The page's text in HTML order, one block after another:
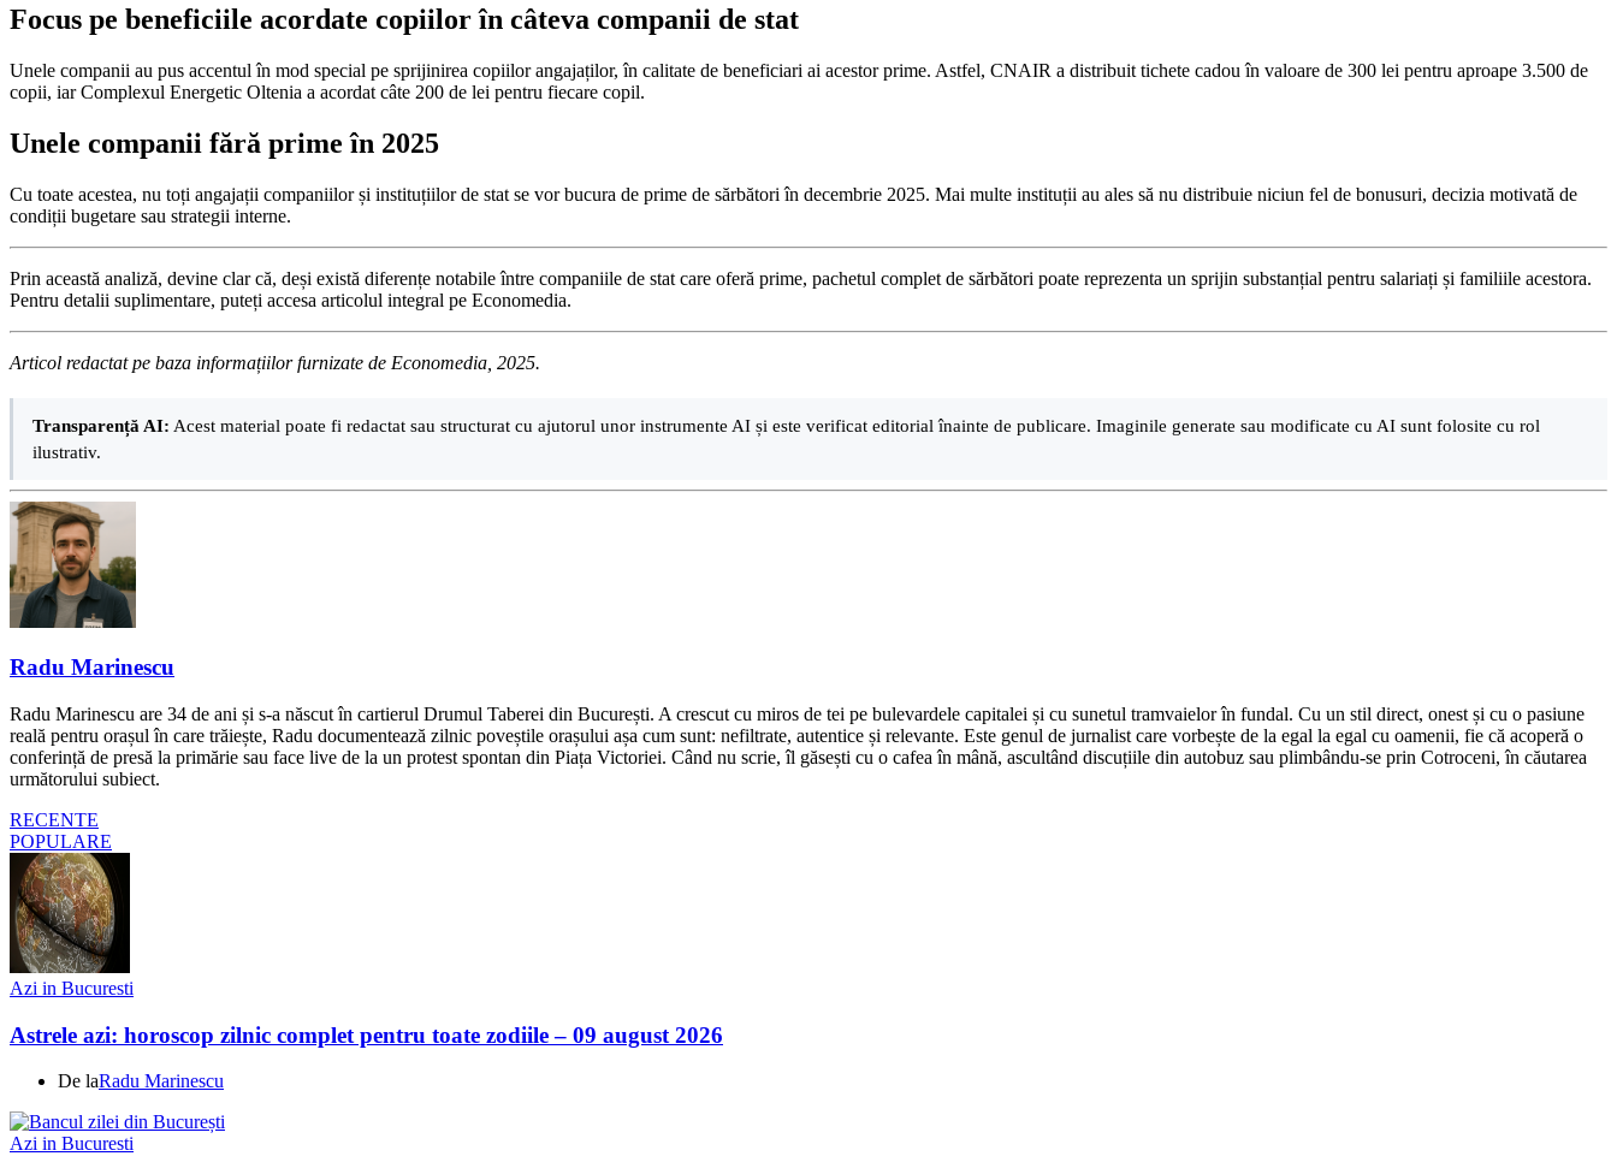
Focus pe beneficiile acordate copiilor în câteva companii de stat
Unele companii au pus accentul în mod special pe sprijinirea copiilor angajaților, în calitate de beneficiari ai acestor prime. Astfel, CNAIR a distribuit tichete cadou în valoare de 300 lei pentru aproape 3.500 de
copii, iar Complexul Energetic Oltenia a acordat câte 200 de lei pentru fiecare copil.
Unele companii fără prime în 2025
Cu toate acestea, nu toți angajații companiilor și instituțiilor de stat se vor bucura de prime de sărbători în decembrie 2025. Mai multe instituții au ales să nu distribuie niciun fel de bonusuri, decizia motivată de
condiții bugetare sau strategii interne.
Prin această analiză, devine clar că, deși există diferențe notabile între companiile de stat care oferă prime, pachetul complet de sărbători poate reprezenta un sprijin substanțial pentru salariați și familiile acestora.
Pentru detalii suplimentare, puteți accesa articolul integral pe Economedia.
Articol redactat pe baza informațiilor furnizate de Economedia, 2025.
Transparență AI: Acest material poate fi redactat sau structurat cu ajutorul unor instrumente AI și este verificat editorial înainte de publicare. Imaginile generate sau modificate cu AI sunt folosite cu rol
ilustrativ.
Radu Marinescu
Radu Marinescu are 34 de ani și s-a născut în cartierul Drumul Taberei din București. A crescut cu miros de tei pe bulevardele capitalei și cu sunetul tramvaielor în fundal. Cu un stil direct, onest și cu o pasiune
reală pentru orașul în care trăiește, Radu documentează zilnic poveștile orașului așa cum sunt: nefiltrate, autentice și relevante. Este genul de jurnalist care vorbește de la egal la egal cu oamenii, fie că acoperă o
conferință de presă la primărie sau face live de la un protest spontan din Piața Victoriei. Când nu scrie, îl găsești cu o cafea în mână, ascultând discuțiile din autobuz sau plimbându-se prin Cotroceni, în căutarea
următorului subiect.
RECENTE
POPULARE
Azi in Bucuresti
Astrele azi: horoscop zilnic complet pentru toate zodiile – 09 august 2026
De laRadu Marinescu
Azi in Bucuresti